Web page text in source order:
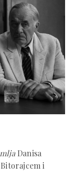
Danisa
i